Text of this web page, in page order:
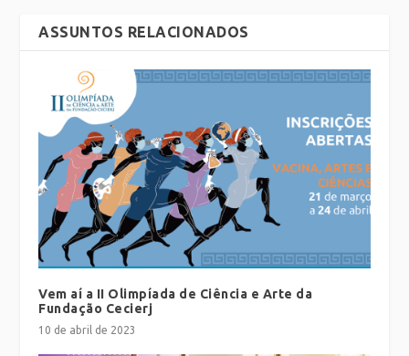
ASSUNTOS RELACIONADOS
Vem aí a II Olimpíada de Ciência e Arte da
Fundação Cecierj
10 de abril de 2023